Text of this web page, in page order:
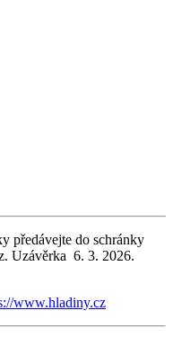
předávejte do schránky
6. 3. 2026.
www.hladiny.cz